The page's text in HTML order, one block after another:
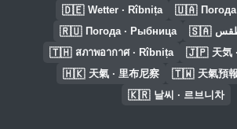
🇩🇪 Wetter · Rîbnița 🇺🇦
🇷🇺 Погода · Рыбница 🇸🇦
🇹🇭 สภาพอากาศ · Rîbnița 🇯🇵 天気
🇭🇰 天氣 · 里布尼察 🇹🇼 天氣預
🇰🇷 날씨 · 르브니차